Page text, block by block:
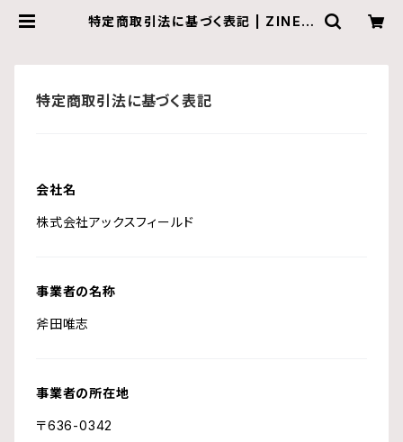
特定商取引法に基づく表記 | ZINE g
特定商取引法に基づく表記
会社名
株式会社アックスフィールド
事業者の名称
斧田唯志
事業者の所在地
〒636-0342